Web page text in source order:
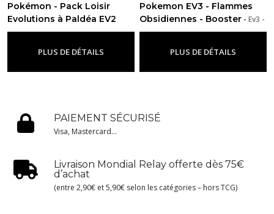
Pokémon - Pack Loisir
Evolutions à Paldéa EV2
-Ev2 - Evolutions À Paldea
PLUS DE DÉTAILS
Pokemon EV3 - Flammes
Obsidiennes - Booster -Ev3 -
Flammes Obsidiennes
PLUS DE DÉTAILS
PAIEMENT SÉCURISÉ
Visa, Mastercard...
Livraison Mondial Relay offerte dès 75€
d’achat
(entre 2,90€ et 5,90€ selon les catégories – hors TCG)